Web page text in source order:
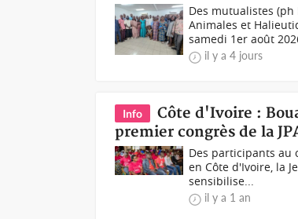
Des mutualistes (ph
Animales et
samedi 1er août
il y a 4 jours
Info
Côte d'Ivoire :
premier congrès de la
Des participants au
en Côte d'Ivoire, la
sensibilise...
il y a 1 an